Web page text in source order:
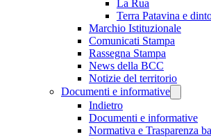
La Rua
Terra Patavina e
Marchio Istituzionale
Comunicati Stampa
Rassegna Stampa
News della BCC
Notizie del territorio
Documenti e informative
Indietro
Documenti e informative
Normativa e Trasparenza